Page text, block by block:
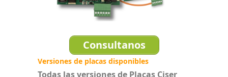
Consultanos
Versiones de placas disponibles
Todas las versiones de Placas Ciser